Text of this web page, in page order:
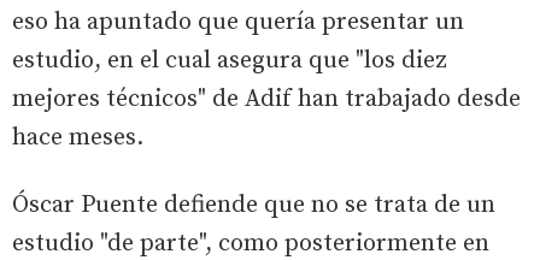
eso ha apuntado que quería presentar un
estudio, en el cual asegura que "los diez
mejores técnicos" de Adif han trabajado desde
hace meses.
Óscar Puente defiende que no se trata de un
estudio "de parte", como posteriormente en